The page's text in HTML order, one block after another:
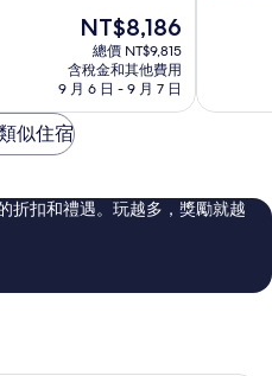
現
在
價
格
為
NT$8,186
總價 NT$9,815
含稅金和其他費用
9 月 6 日 - 9 月 7 日
常
評
論
似住宿
折扣和禮遇。玩越多，獎勵就越